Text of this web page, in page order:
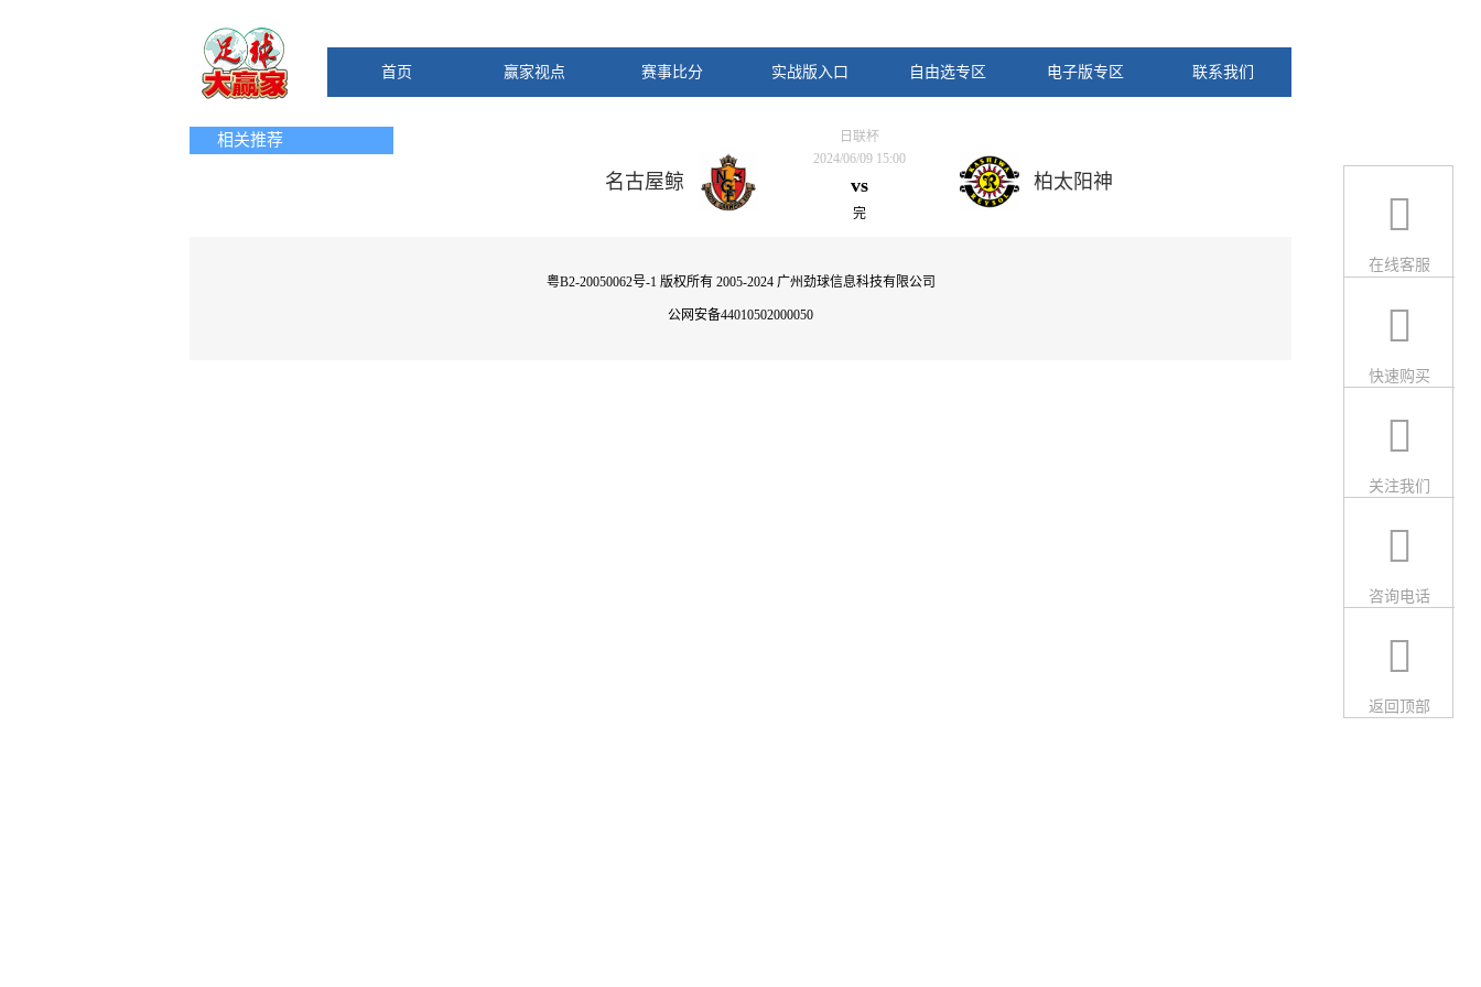
首页 赢家视点 赛事比分 实战版入口 自由选专区 电子版专区 联系我们
相关推荐
日联杯
2024/06/09 15:00
vs
完
名古屋鲸 柏太阳神
粤B2-20050062号-1版权所有 2005-2024 广州劲球信息科技有限公司
公网安备44010502000050
在线客服
快速购买
关注我们
咨询电话
返回顶部